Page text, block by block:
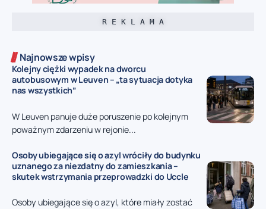
R E K L A M A
Najnowsze wpisy
Kolejny ciężki wypadek na dworcu
autobusowym w Leuven – „ta sytuacja dotyka
nas wszystkich”
W Leuven panuje duże poruszenie po kolejnym
poważnym zdarzeniu w rejonie...
Osoby ubiegające się o azyl wróciły do budynku
uznanego za niezdatny do zamieszkania –
skutek wstrzymania przeprowadzki do Uccle
Osoby ubiegające się o azyl, które miały zostać